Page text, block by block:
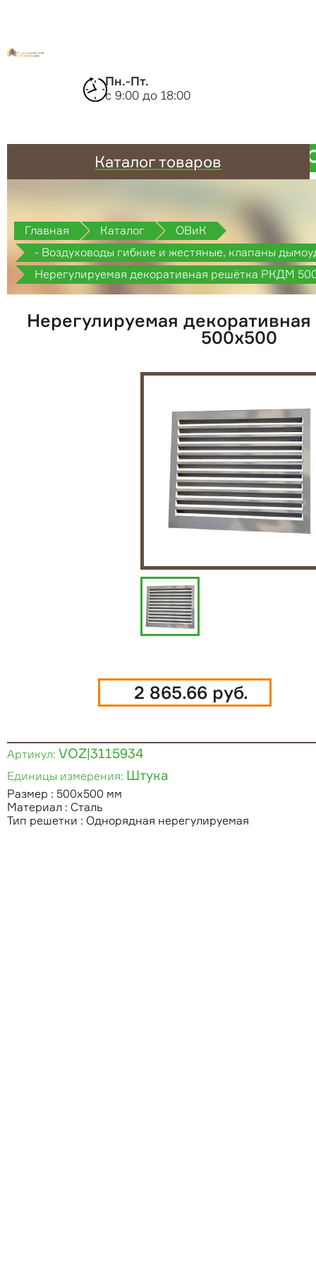
Пн.-Пт.
с 9:00 до 18:00
Каталог товаров
Главная Каталог
ОВиК
- Воздуховоды гибкие и жестяные, клапаны
противопожарные
Нерегулируемая декоративная решётка РКДМ
Нерегулируемая
500х500
2 865.66 руб.
Артикул: VOZ|3115934
Единицы измерения: Штука
Размер : 500х500 мм
Материал : Сталь
Тип решетки : Однорядная нерегулируемая